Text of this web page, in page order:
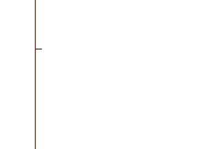
ans a? créer une banque
Bolivie a? la Guinée, ce film